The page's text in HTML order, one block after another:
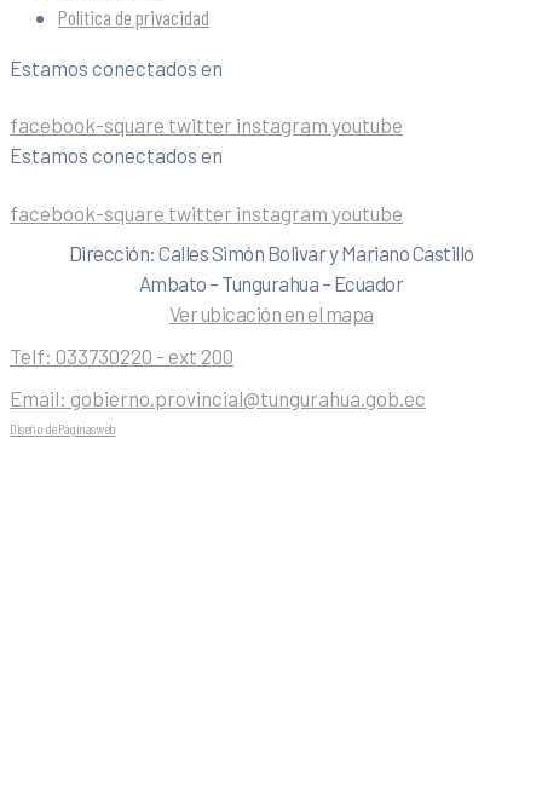
Política de privacidad
Estamos conectados en
facebook-square twitter instagram youtube
Estamos conectados en
facebook-square twitter instagram youtube
Dirección: Calles Simón Bolivar y Mariano Castillo
Ambato – Tungurahua – Ecuador
Ver ubicación en el mapa
Telf: 033730220 - ext 200
Email: gobierno.provincial@tungurahua.gob.ec
Diseño de Páginas web